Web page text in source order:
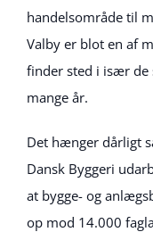
handelsområde til
Valby er blot en af
finder sted i især de
mange år.
Det hænger dårligt
Dansk Byggeri
at bygge- og
op mod 14.000